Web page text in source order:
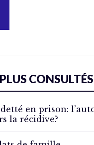
CONSULTÉS
en prison:
la récidive?